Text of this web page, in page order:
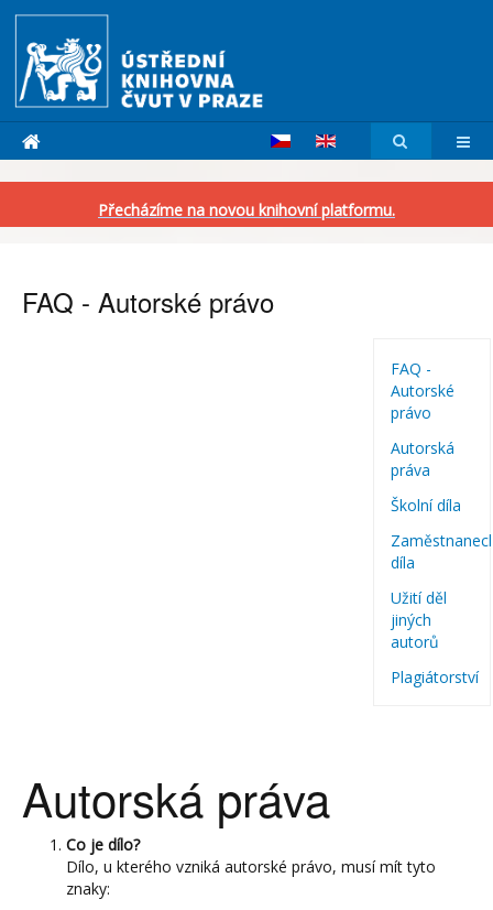
Přecházíme na novou knihovní platformu.
FAQ - Autorské právo
FAQ -
Autorské
právo
Autorská
práva
Školní díla
díla
Užití děl
jiných
autorů
Plagiátorství
Autorská práva
Co je dílo?
Dílo, u kterého vzniká autorské právo, musí mít tyto
znaky: